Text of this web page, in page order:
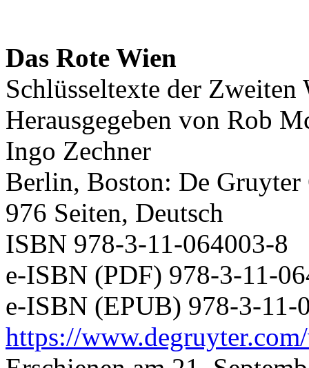
Das Rote Wien
Schlüsseltexte der
Herausgegeben von Rob
Ingo Zechner
Berlin, Boston: De Gruyter
976 Seiten, Deutsch
ISBN 978-3-11-064003-8
e-ISBN (PDF) 978-3-11-
e-ISBN (EPUB) 978-3-11-
https://